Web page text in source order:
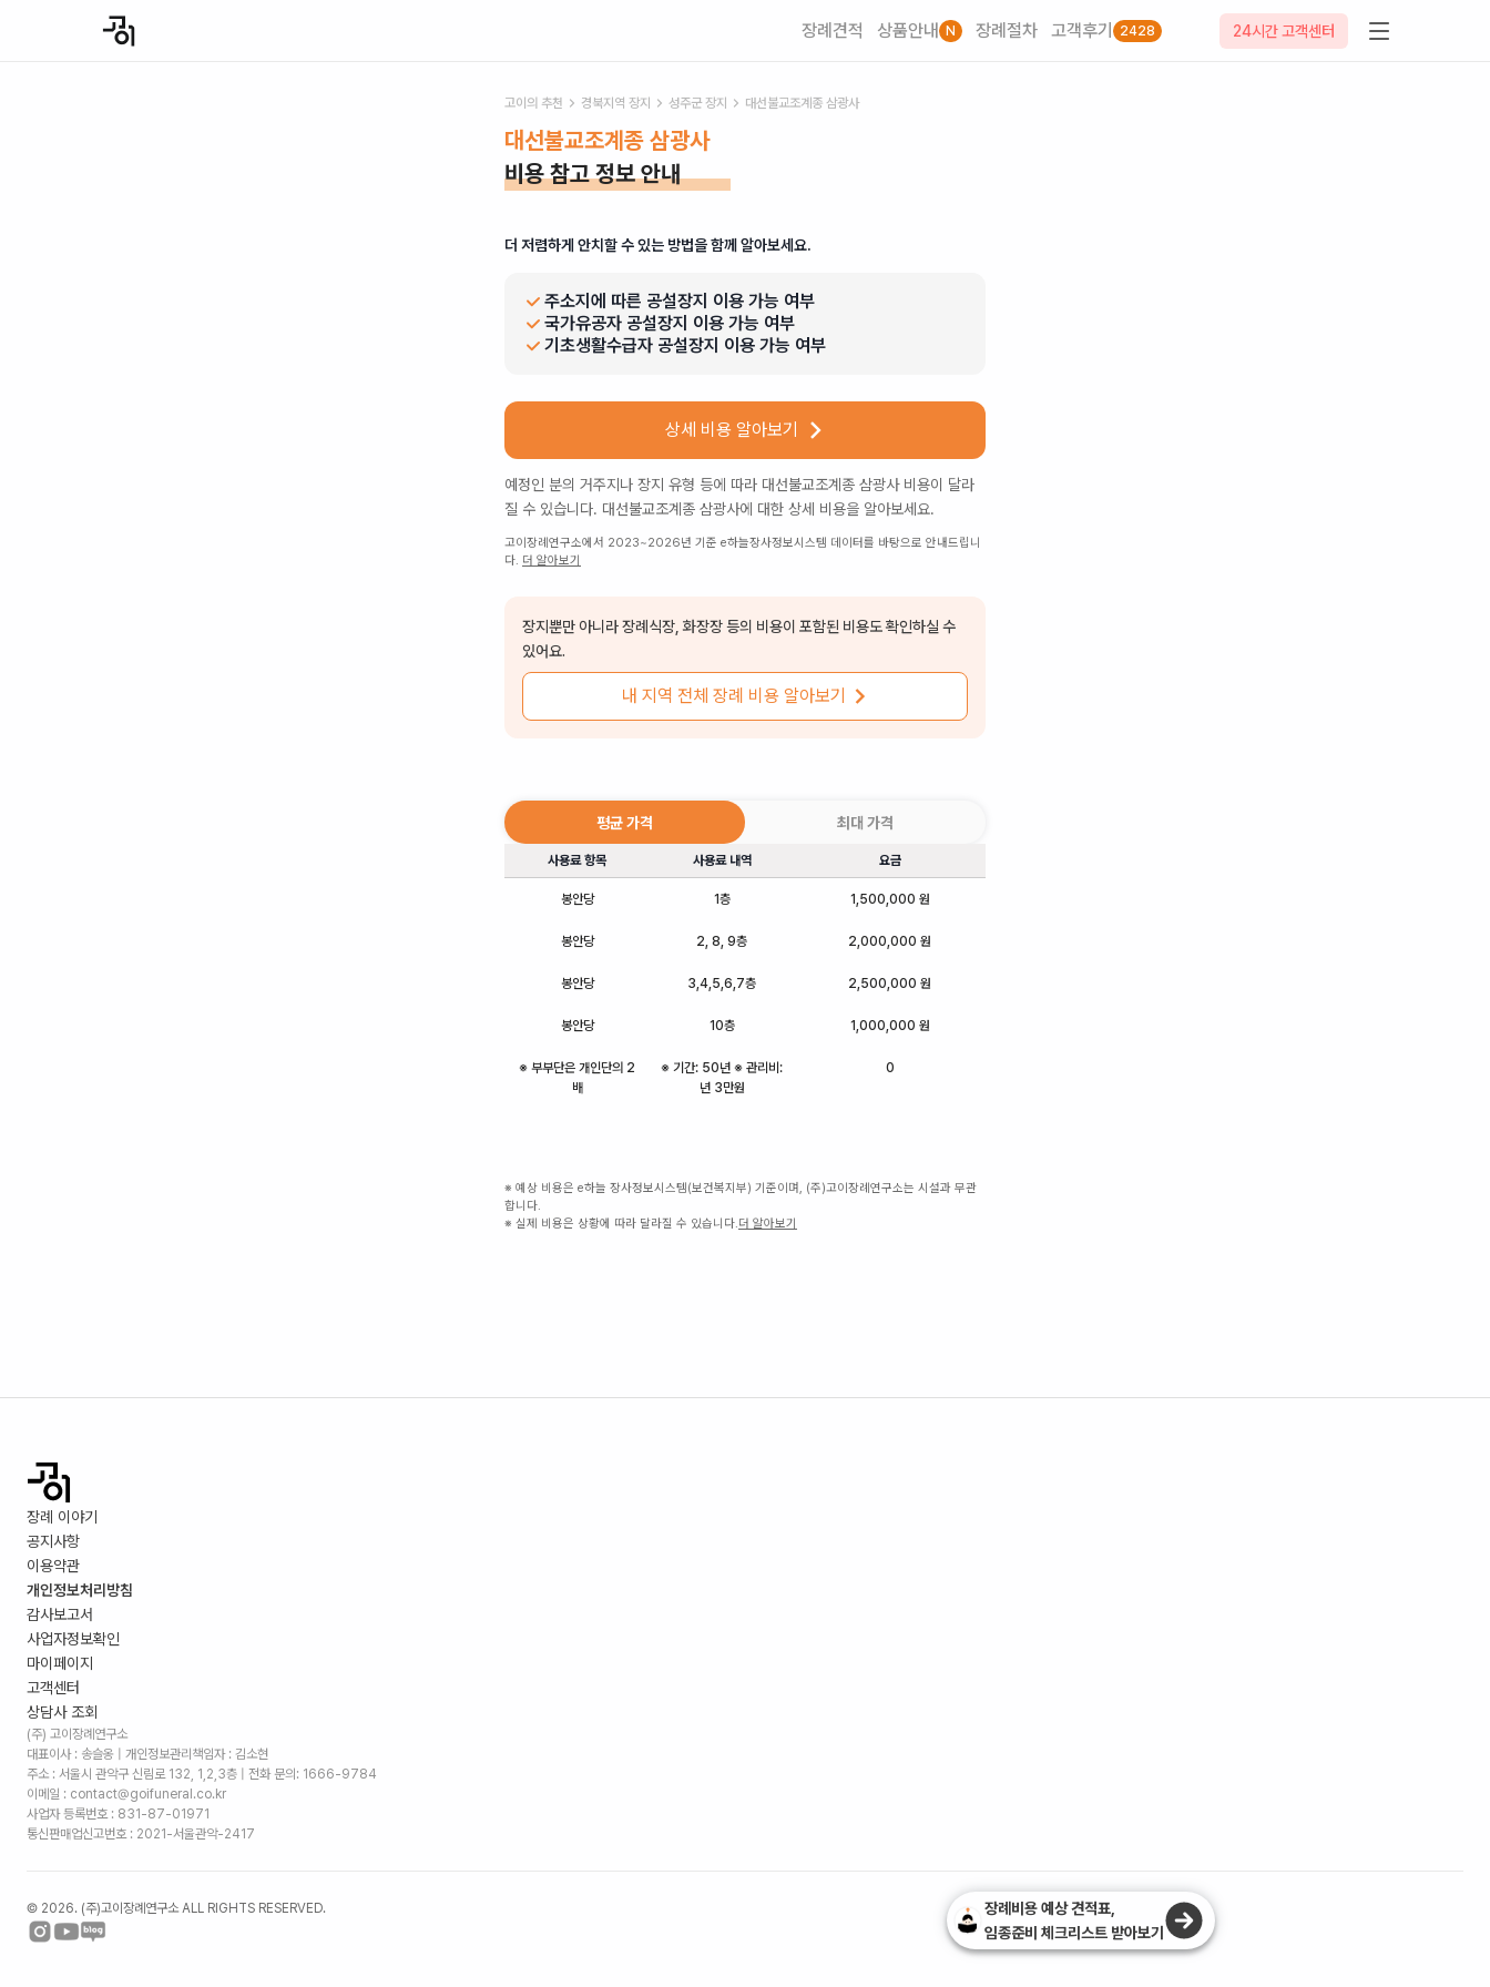
장례견적 상품안내 N 장례절차 고객후기 2428 24시간 고객센터
고이의 추천 경북지역 장지 성주군 장지 대선불교조계종 삼광사
대선불교조계종 삼광사
비용 참고 정보 안내
더 저렴하게 안치할 수 있는 방법을 함께 알아보세요.
주소지에 따른 공설장지 이용 가능 여부
국가유공자 공설장지 이용 가능 여부
기초생활수급자 공설장지 이용 가능 여부
상세 비용 알아보기
예정인 분의 거주지나 장지 유형 등에 따라 대선불교조계종 삼광사비용이 달라
질 수 있습니다. 대선불교조계종 삼광사에 대한 상세 비용을 알아보세요.
고이장례연구소에서 2023~2026년 기준 e하늘장사정보시스템 데이터를 바탕으로 안내드립니
다. 더 알아보기
장지뿐만 아니라 장례식장, 화장장 등의 비용이 포함된 비용도 확인하실 수
있어요.
내 지역 전체 장례 비용 알아보기
평균 가격 최대 가격
사용료 항목 사용료 내역 요금
봉안당 1층 1,500,000 원
봉안당 2, 8, 9층 2,000,000 원
봉안당 3,4,5,6,7층 2,500,000 원
봉안당 10층 1,000,000 원
※ 부부단은 개인단의 2
배
※ 기간: 50년 ※ 관리비:
년 3만원
0
※ 예상 비용은 e하늘 장사정보시스템(보건복지부) 기준이며, (주)고이장례연구소는 시설과 무관
합니다.
※ 실제 비용은 상황에 따라 달라질 수 있습니다.더 알아보기
장례 이야기
공지사항
이용약관
개인정보처리방침
감사보고서
사업자정보확인
마이페이지
고객센터
상담사 조회
(주) 고이장례연구소
대표이사 : 송슬옹 | 개인정보관리책임자 : 김소현
주소 : 서울시 관악구 신림로 132, 1,2,3층 | 전화 문의: 1666-9784
이메일 : contact@goifuneral.co.kr
사업자 등록번호 : 831-87-01971
통신판매업신고번호 : 2021-서울관악-2417
© 2026. (주)고이장례연구소 ALL RIGHTS RESERVED.
장례비용 예상 견적표,
임종준비 체크리스트 받아보기